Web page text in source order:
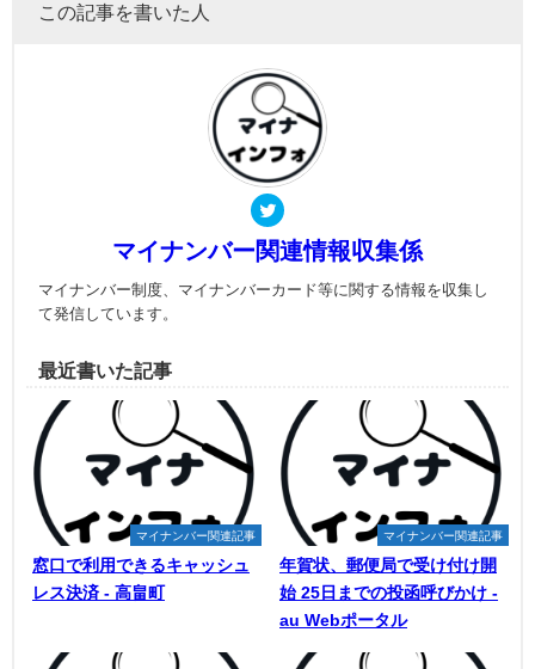
この記事を書いた人
マイナンバー関連情報収集係
マイナンバー制度、マイナンバーカード等に関する情報を収集し
て発信しています。
最近書いた記事
マイナンバー関連記事
窓口で利用できるキャッシュ
レス決済 - 高畠町
マイナンバー関連記事
年賀状、郵便局で受け付け開
始 25日までの投函呼びかけ -
au Webポータル